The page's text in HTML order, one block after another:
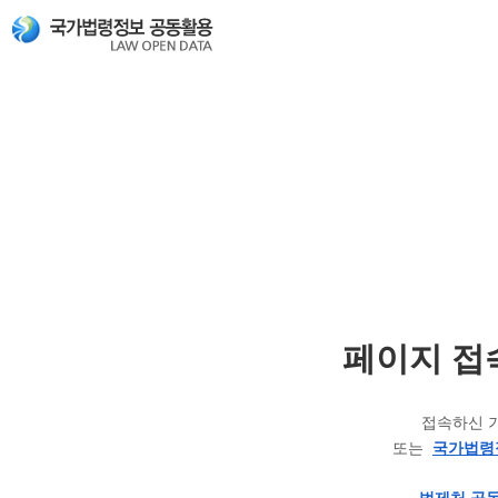
페이지 접
접속하신
또는 국가법